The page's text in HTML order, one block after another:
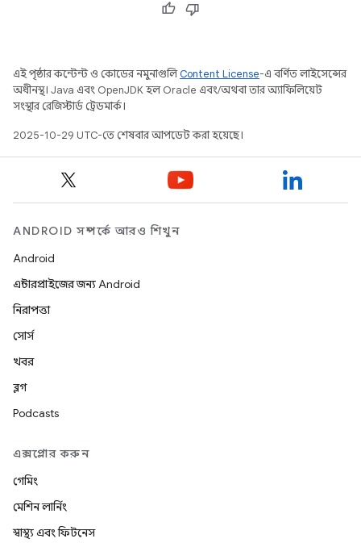
এই পৃষ্ঠার কন্টেন্ট ও কোডের নমুনাগুলিContent License-এ বর্ণিত লাইসেন্সের
অধীনস্থ। Java এবং OpenJDK হল Oracle এবং/অথবা তার অ্যাফিলিয়েট
সংস্থার রেজিস্টার্ড ট্রেডমার্ক।
2025-10-29 UTC-তে শেষবার আপডেট করা হয়েছে।
ANDROID সম্পর্কে আরও শিখুন
Android
এন্টারপ্রাইজের জন্য Android
নিরাপত্তা
সোর্স
খবর
ব্লগ
Podcasts
এক্সপ্লোর করুন
গেমিং
মেশিন লার্নিং
স্বাস্থ্য এবং ফিটনেস